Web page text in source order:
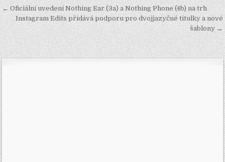
Navigace
pro
příspěvek
← Oficiální uvedení Nothing Ear (3a) a Nothing Phone (4b) na trh
Instagram Edits přidává podporu pro dvojjazyčné titulky a nové
šablony →